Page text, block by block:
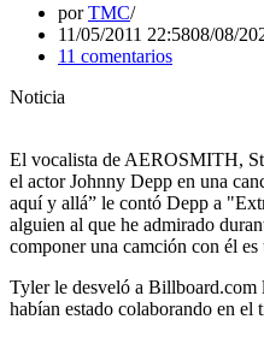
porTMC
11/05/2011 22:5808/08/
11 comentarios
Noticia
El vocalista de AEROSMITH,
el actor Johnny Depp en una
aquí y allá” le contó Depp a
alguien al que he admirado
componer una camción con él
Tyler le desveló a Billboard.com
habían estado colaborando en